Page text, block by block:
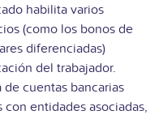
habilita varios
(como los bonos de
diferenciadas)
del trabajador.
cuentas bancarias
entidades asociadas,